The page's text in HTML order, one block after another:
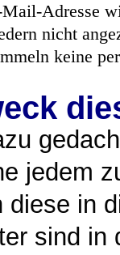
Adresse
nicht
keine
jedem
diese in
sind in